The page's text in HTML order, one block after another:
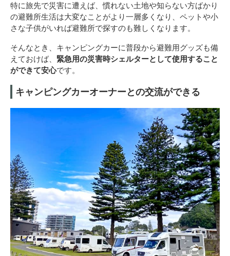
特に旅先で災害に遭えば、慣れない土地や知らない方ばかり
の避難所生活は大変なことがより一層多くなり、ペットや小
さな子供がいれば避難所で探すのも難しくなります。
そんなとき、キャンピングカーに普段から避難用グッズも備
えておけば、 緊急用の災害時シェルターとして使用すること
ができて安心です。
キャンピングカーオーナーとの交流ができる